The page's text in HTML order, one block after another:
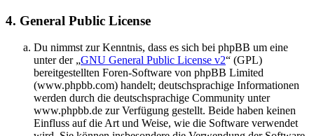
4. General Public License
Du nimmst zur Kenntnis, dass es sich bei phpBB um eine
unter der „GNU General Public License v2“ (GPL)
bereitgestellten Foren-Software von phpBB Limited
(www.phpbb.com) handelt; deutschsprachige Informationen
werden durch die deutschsprachige Community unter
www.phpbb.de zur Verfügung gestellt. Beide haben keinen
Einfluss auf die Art und Weise, wie die Software verwendet